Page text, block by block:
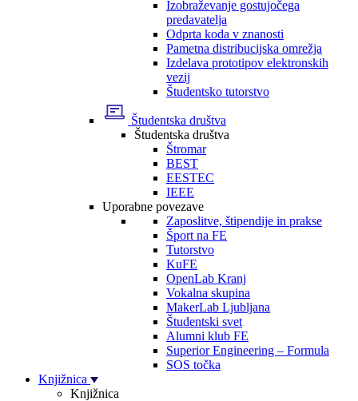
Izobraževanje gostujočega
predavatelja
Odprta koda v znanosti
Pametna distribucijska omrežja
Izdelava prototipov elektronskih
vezij
Študentsko tutorstvo
Študentska društva
Študentska društva
Štromar
BEST
EESTEC
IEEE
Uporabne povezave
Zaposlitve, štipendije in prakse
Šport na FE
Tutorstvo
KuFE
OpenLab Kranj
Vokalna skupina
MakerLab Ljubljana
Študentski svet
Alumni klub FE
Superior Engineering – Formula
SOS točka
Knjižnica
Knjižnica